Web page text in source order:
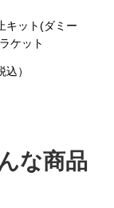
キット(ダミー
ケット
込）
な商品